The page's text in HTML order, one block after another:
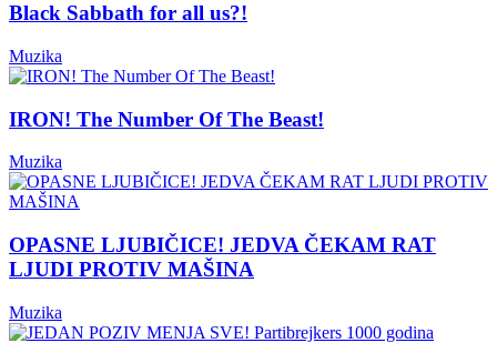
Black Sabbath for all us?!
Muzika
IRON! The Number Of The Beast!
Muzika
OPASNE LJUBIČICE! JEDVA ČEKAM RAT
LJUDI PROTIV MAŠINA
Muzika